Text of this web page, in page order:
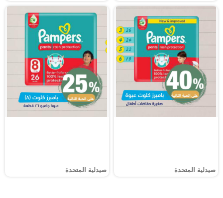
صيدلية المتحدة صيدلية المتحدة